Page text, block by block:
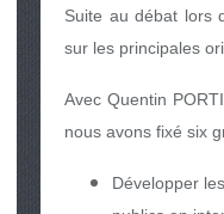
Suite au débat lors
sur les principales
Avec Quentin
nous avons fixé six
Développer